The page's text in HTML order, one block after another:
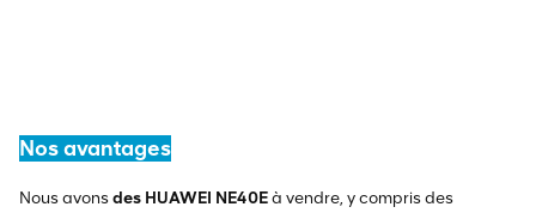
Nos avantages
Nous avonsdes HUAWEI NE40Eà vendre, y compris des